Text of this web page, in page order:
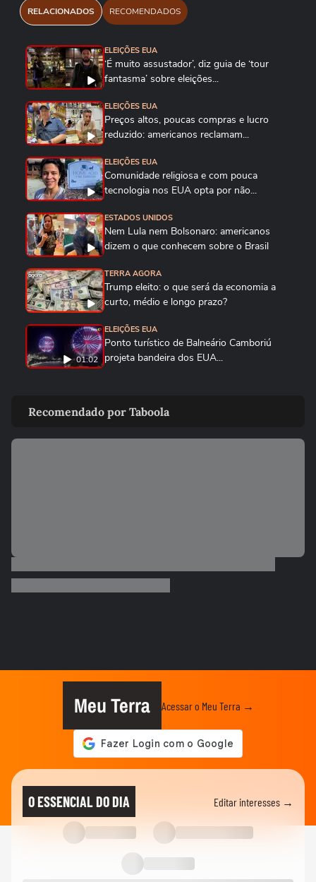
RELACIONADOS RECOMENDADOS
ELEIÇÕES EUA
‘É muito assustador’, diz guia de ‘tour
fantasma’ sobre eleições...
ELEIÇÕES EUA
Preços altos, poucas compras e lucro
reduzido: americanos reclamam...
ELEIÇÕES EUA
Comunidade religiosa e com pouca
tecnologia nos EUA opta por não...
ESTADOS UNIDOS
Nem Lula nem Bolsonaro: americanos
dizem o que conhecem sobre o Brasil
TERRA AGORA
Trump eleito: o que será da economia a
curto, médio e longo prazo?
01:02
ELEIÇÕES EUA
Ponto turístico de Balneário Camboriú
projeta bandeira dos EUA...
comentam vitória de Trump e o...
ELEIÇÕES EUA
Trump”, diz jornalista nos EUA
Brasileiros esperam melhorias com Trump
no poder e não temem...
Kamala Harris faz primeiro discurso após
derrota e diz que é...
Trump aparece dançando ao som de
Village People após discurso da...
Recomendado por Taboola
Meu Terra Acessar o Meu Terra →
O ESSENCIAL DO DIA Editar interesses →